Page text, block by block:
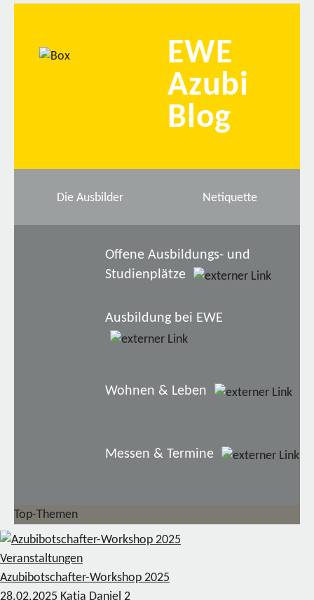
EWE
Azubi
Blog
Die Ausbilder Netiquette
Offene Ausbildungs- und
Studienplätze
Ausbildung bei EWE
Wohnen & Leben
Messen & Termine
Top-Themen
Veranstaltungen
Azubibotschafter-Workshop 2025
28.02.2025 Katja Daniel 2